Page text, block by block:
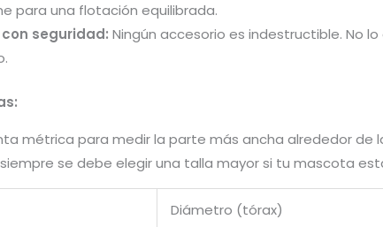
para una flotación equilibrada.
seguridad: Ningún accesorio es indestructible. No
métrica para medir la parte más ancha alrededor
se debe elegir una talla mayor si tu mascota
Diámetro (tórax)